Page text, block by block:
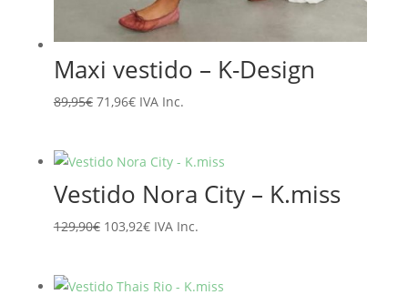
Maxi vestido – K-Design
89,95€ El
era:
89,95€.
71,96€El
es:
71,96€.
IVA Inc.
Vestido Nora City – K.miss
129,90€ El
era:
103,92€El
es:
IVA Inc.